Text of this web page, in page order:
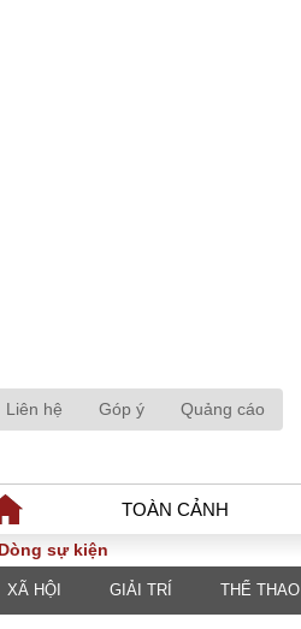
Liên hệ Góp ý Quảng cáo
TOÀN CẢNH
TOÀN CẢNH
Dòng sự kiện
XÃ HỘI GIẢI TRÍ THỂ THAO